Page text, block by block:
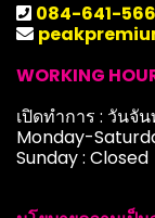
084-641-
WORKING
เปิดทำการ : วันจั
Monday-
Sunday : Closed